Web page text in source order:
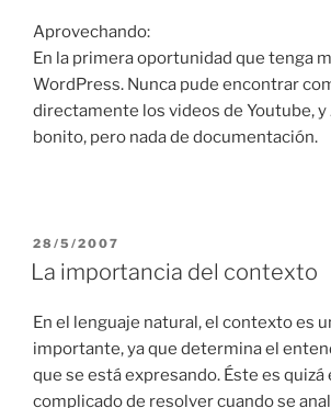
Aprovechando:
En la primera oportunidad que tenga
WordPress. Nunca pude encontrar
directamente los videos de Youtube, y
bonito, pero nada de documentación.
POSTED
ON
28/5/2007
La importancia del contexto
En el lenguaje natural, el contexto es
importante, ya que determina el
que se está expresando. Éste es quizá
complicado de resolver cuando se